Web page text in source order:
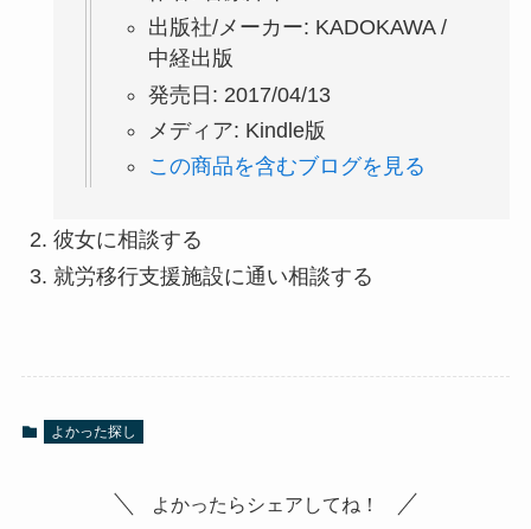
出版社/メーカー: KADOKAWA /
中経出版
発売日: 2017/04/13
メディア: Kindle版
この商品を含むブログを見る
彼女に相談する
就労移行支援施設に通い相談する
よかった探し
よかったらシェアしてね！